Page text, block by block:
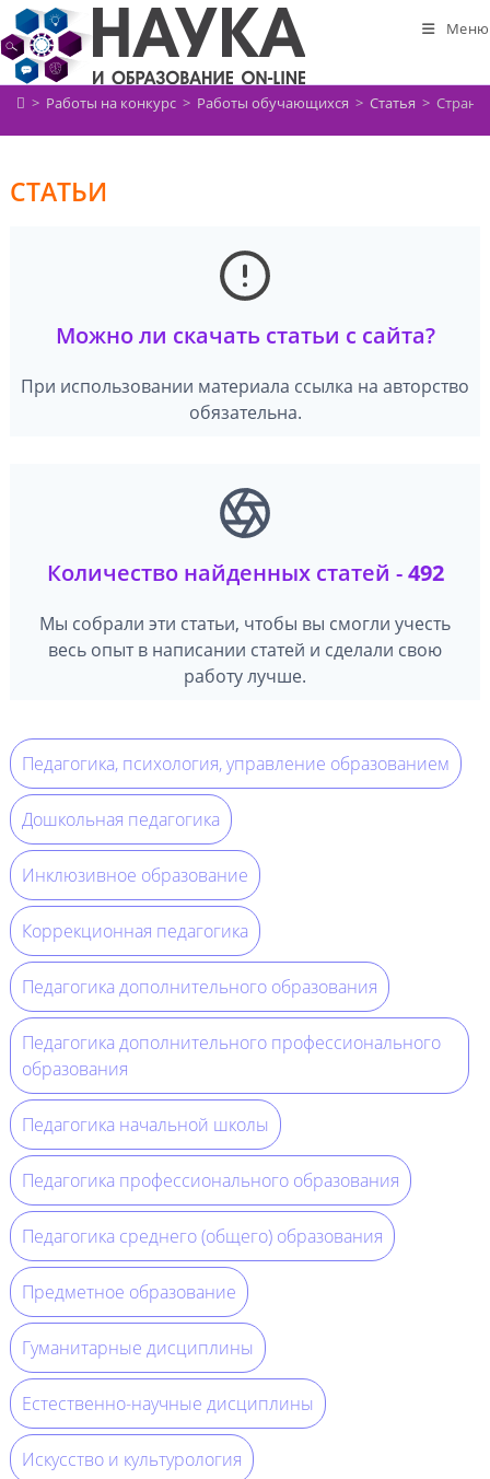
Перейти
к
содержимому
Меню
> Работы на конкурс > Работы обучающихся > Статья >
СТАТЬИ
Можно ли скачать статьи с сайта?
При использовании материала ссылка на авторство
обязательна.
Количество найденных статей -492
Мы собрали эти статьи, чтобы вы смогли учесть
весь опыт в написании статей и сделали свою
работу лучше.
Педагогика, психология, управление образованием
Дошкольная педагогика
Инклюзивное образование
Коррекционная педагогика
Педагогика дополнительного образования
Педагогика дополнительного профессионального
образования
Педагогика начальной школы
Педагогика профессионального образования
Педагогика среднего (общего) образования
Предметное образование
Гуманитарные дисциплины
Естественно-научные дисциплины
Искусство и культурология